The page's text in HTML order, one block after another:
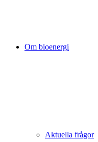
Om bioenergi
Aktuella frågor